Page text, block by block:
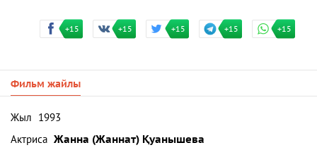
+15 +15 +15 +15 +15
Фильм жайлы
Жыл
1993
Актриса Жанна (Жаннат) Қуанышева